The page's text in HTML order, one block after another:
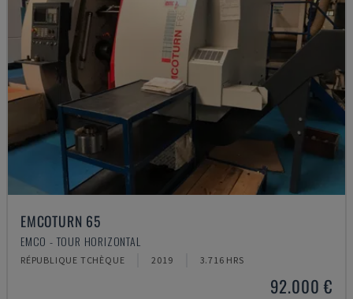
EMCOTURN 65
EMCO - TOUR HORIZONTAL
RÉPUBLIQUE TCHÈQUE 2019 3.716 HRS
92.000 €